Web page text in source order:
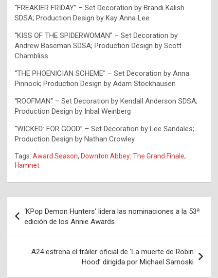
“FREAKIER FRIDAY” – Set Decoration by Brandi Kalish
SDSA; Production Design by Kay Anna Lee
“KISS OF THE SPIDERWOMAN” – Set Decoration by
Andrew Baseman SDSA; Production Design by Scott
Chambliss
“THE PHOENICIAN SCHEME” – Set Decoration by Anna
Pinnock; Production Design by Adam Stockhausen
“ROOFMAN” – Set Decoration by Kendall Anderson SDSA;
Production Design by Inbal Weinberg
“WICKED: FOR GOOD” – Set Decoration by Lee Sandales;
Production Design by Nathan Crowley
Tags: Award Season, Downton Abbey: The Grand Finale,
Hamnet
de
entradas
‘KPop Demon Hunters’ lidera las nominaciones a la 53ª
edición de los Annie Awards
A24 estrena el tráiler oficial de ‘La muerte de Robin
Hood’ dirigida por Michael Sarnoski